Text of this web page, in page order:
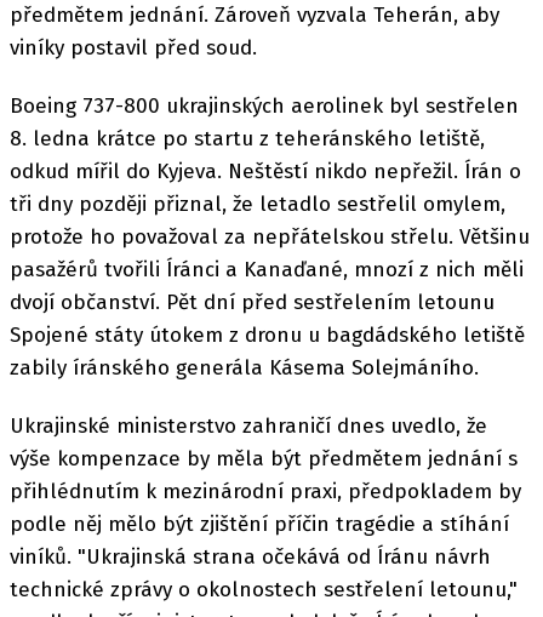
předmětem jednání. Zároveň vyzvala Teherán, aby
viníky postavil před soud.
Boeing 737-800 ukrajinských aerolinek byl sestřelen
8. ledna krátce po startu z teheránského letiště,
odkud mířil do Kyjeva. Neštěstí nikdo nepřežil. Írán o
tři dny později přiznal, že letadlo sestřelil omylem,
protože ho považoval za nepřátelskou střelu. Většinu
pasažérů tvořili Íránci a Kanaďané, mnozí z nich měli
dvojí občanství. Pět dní před sestřelením letounu
Spojené státy útokem z dronu u bagdádského letiště
zabily íránského generála Kásema Solejmáního.
Ukrajinské ministerstvo zahraničí dnes uvedlo, že
výše kompenzace by měla být předmětem jednání s
přihlédnutím k mezinárodní praxi, předpokladem by
podle něj mělo být zjištění příčin tragédie a stíhání
viníků. "Ukrajinská strana očekává od Íránu návrh
technické zprávy o okolnostech sestřelení letounu,"